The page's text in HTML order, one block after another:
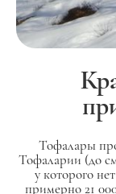
Тофалары
Тофаларии (до
у которого
примерно 21